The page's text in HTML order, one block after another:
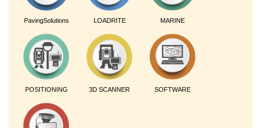
PavingSolutions LOADRITE MARINE
POSITIONING 3D SCANNER SOFTWARE